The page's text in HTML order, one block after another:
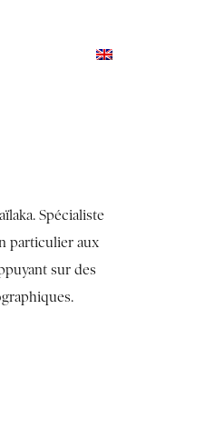
Spécialiste
particulier aux
sur des